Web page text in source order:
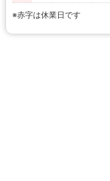
※赤字は休業日です